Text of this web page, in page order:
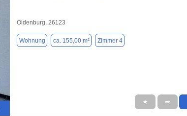
Oldenburg, 26123
Wohnung ca. 155,00 m² Zimmer 4
★ ➦